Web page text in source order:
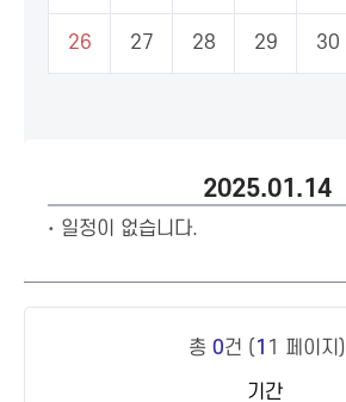
26 27 28 29 30
2025.01.14
일정이 없습니다.
총 0건 ( 1 1 페이지)
기간